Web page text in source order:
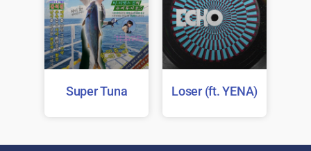
Super Tuna Loser (ft. YENA)